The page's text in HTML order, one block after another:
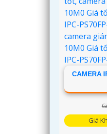
CAMERA
Giá